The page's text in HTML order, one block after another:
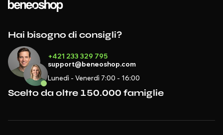
Hai bisogno di consigli?
+421 233 329 795
support@beneoshop.com
Lunedì - Venerdì 7:00 - 16:00
Scelto da oltre 150.000 famiglie